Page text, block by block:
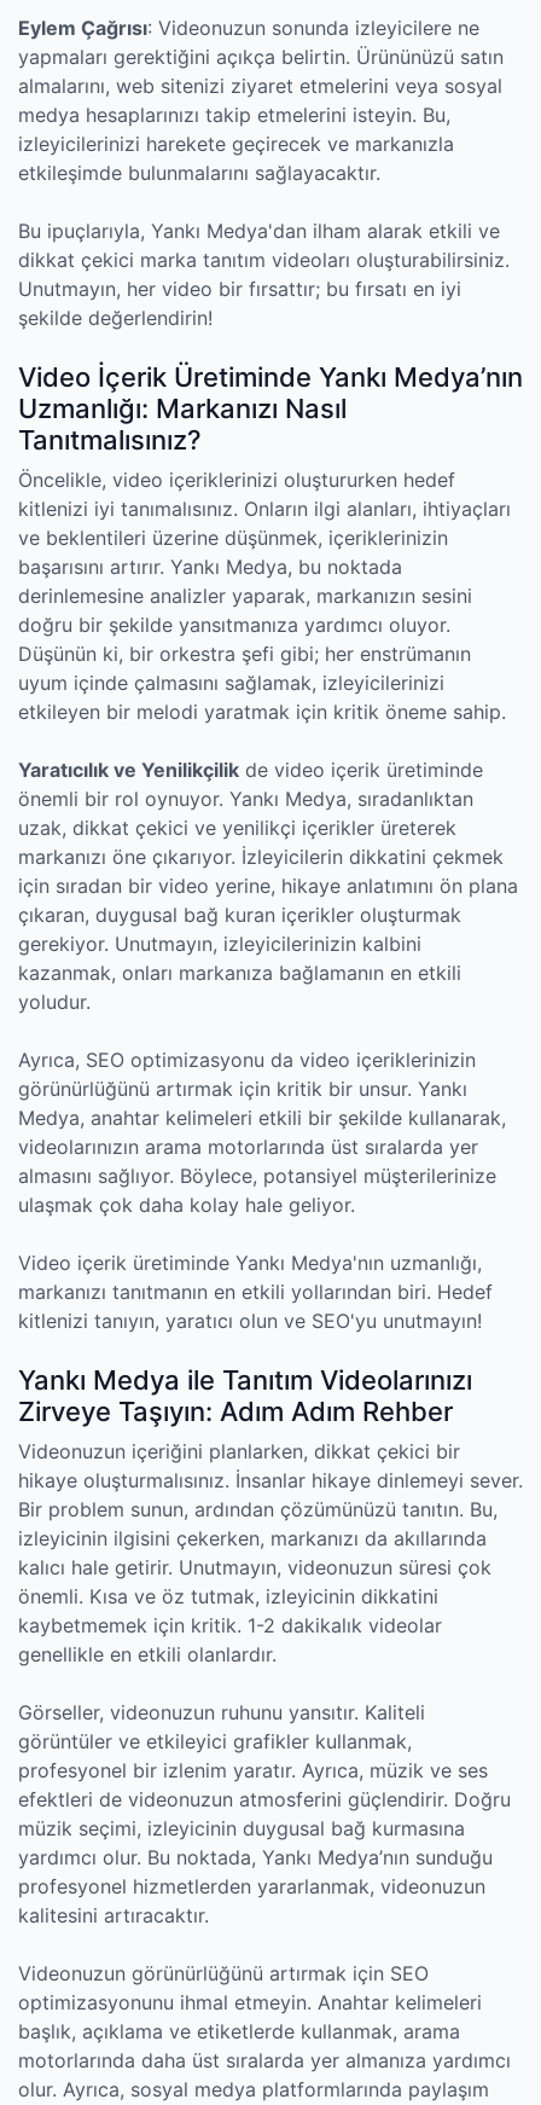
Eylem Çağrısı: Videonuzun sonunda izleyicilere ne
yapmaları gerektiğini açıkça belirtin. Ürününüzü satın
almalarını, web sitenizi ziyaret etmelerini veya sosyal
medya hesaplarınızı takip etmelerini isteyin. Bu,
izleyicilerinizi harekete geçirecek ve markanızla
etkileşimde bulunmalarını sağlayacaktır.
Bu ipuçlarıyla, Yankı Medya'dan ilham alarak etkili ve
dikkat çekici marka tanıtım videoları oluşturabilirsiniz.
Unutmayın, her video bir fırsattır; bu fırsatı en iyi
şekilde değerlendirin!
Video İçerik Üretiminde Yankı Medya’nın
Uzmanlığı: Markanızı Nasıl
Tanıtmalısınız?
Öncelikle, video içeriklerinizi oluştururken hedef
kitlenizi iyi tanımalısınız. Onların ilgi alanları, ihtiyaçları
ve beklentileri üzerine düşünmek, içeriklerinizin
başarısını artırır. Yankı Medya, bu noktada
derinlemesine analizler yaparak, markanızın sesini
doğru bir şekilde yansıtmanıza yardımcı oluyor.
Düşünün ki, bir orkestra şefi gibi; her enstrümanın
uyum içinde çalmasını sağlamak, izleyicilerinizi
etkileyen bir melodi yaratmak için kritik öneme sahip.
Yaratıcılık ve Yenilikçilik de video içerik üretiminde
önemli bir rol oynuyor. Yankı Medya, sıradanlıktan
uzak, dikkat çekici ve yenilikçi içerikler üreterek
markanızı öne çıkarıyor. İzleyicilerin dikkatini çekmek
için sıradan bir video yerine, hikaye anlatımını ön plana
çıkaran, duygusal bağ kuran içerikler oluşturmak
gerekiyor. Unutmayın, izleyicilerinizin kalbini
kazanmak, onları markanıza bağlamanın en etkili
yoludur.
Ayrıca, SEO optimizasyonu da video içeriklerinizin
görünürlüğünü artırmak için kritik bir unsur. Yankı
Medya, anahtar kelimeleri etkili bir şekilde kullanarak,
videolarınızın arama motorlarında üst sıralarda yer
almasını sağlıyor. Böylece, potansiyel müşterilerinize
ulaşmak çok daha kolay hale geliyor.
Video içerik üretiminde Yankı Medya'nın uzmanlığı,
markanızı tanıtmanın en etkili yollarından biri. Hedef
kitlenizi tanıyın, yaratıcı olun ve SEO'yu unutmayın!
Yankı Medya ile Tanıtım Videolarınızı
Zirveye Taşıyın: Adım Adım Rehber
Videonuzun içeriğini planlarken, dikkat çekici bir
hikaye oluşturmalısınız. İnsanlar hikaye dinlemeyi sever.
Bir problem sunun, ardından çözümünüzü tanıtın. Bu,
izleyicinin ilgisini çekerken, markanızı da akıllarında
kalıcı hale getirir. Unutmayın, videonuzun süresi çok
önemli. Kısa ve öz tutmak, izleyicinin dikkatini
kaybetmemek için kritik. 1-2 dakikalık videolar
genellikle en etkili olanlardır.
Görseller, videonuzun ruhunu yansıtır. Kaliteli
görüntüler ve etkileyici grafikler kullanmak,
profesyonel bir izlenim yaratır. Ayrıca, müzik ve ses
efektleri de videonuzun atmosferini güçlendirir. Doğru
müzik seçimi, izleyicinin duygusal bağ kurmasına
yardımcı olur. Bu noktada, Yankı Medya’nın sunduğu
profesyonel hizmetlerden yararlanmak, videonuzun
kalitesini artıracaktır.
Videonuzun görünürlüğünü artırmak için SEO
optimizasyonunu ihmal etmeyin. Anahtar kelimeleri
başlık, açıklama ve etiketlerde kullanmak, arama
motorlarında daha üst sıralarda yer almanıza yardımcı
olur. Ayrıca, sosyal medya platformlarında paylaşım